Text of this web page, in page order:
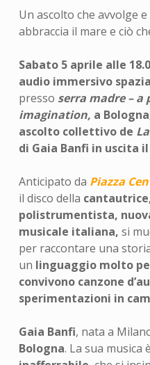
Un ascolto che avvolge
abbraccia il mare e ciò
Sabato 5 aprile alle
audio immersivo
presso serra madre – a
imagination, a
ascolto collettivo de
di Gaia Banfi in uscita
Anticipato da Piazza
il disco della
polistrumentista,
musicale italiana, si
per raccontare una
un linguaggio molto
convivono canzone
sperimentazioni in
Gaia Banfi, nata a
Bologna. La sua musica